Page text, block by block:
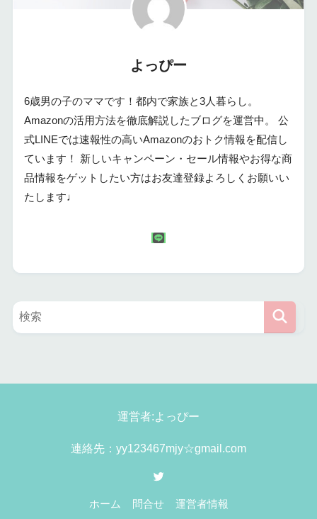
よっぴー
6歳男の子のママです！都内で家族と3人暮らし。
Amazonの活用方法を徹底解説したブログを運営中。 公
式LINEでは速報性の高いAmazonのおトク情報を配信し
ています！ 新しいキャンペーン・セール情報やお得な商
品情報をゲットしたい方はお友達登録よろしくお願いい
たします♩
運営者:よっぴー
連絡先：yy123467mjy☆gmail.com
ホーム 問合せ 運営者情報